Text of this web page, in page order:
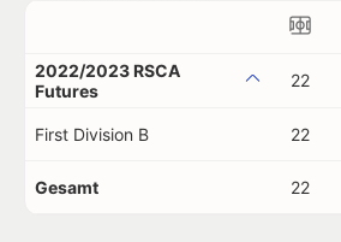
2022/2023 RSCA
Futures
22
First Division B 22
Gesamt 22